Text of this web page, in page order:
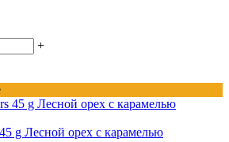
+
g Лесной орех с карамелью